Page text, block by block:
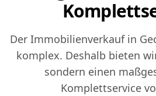
Der Immobilienverkauf in
komplex. Deshalb bieten
sondern einen
Komplettservice